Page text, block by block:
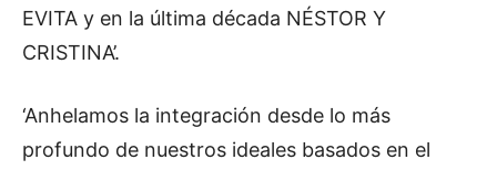
EVITA y en la última década NÉSTOR Y
CRISTINA’.
‘Anhelamos la integración desde lo más
profundo de nuestros ideales basados en el